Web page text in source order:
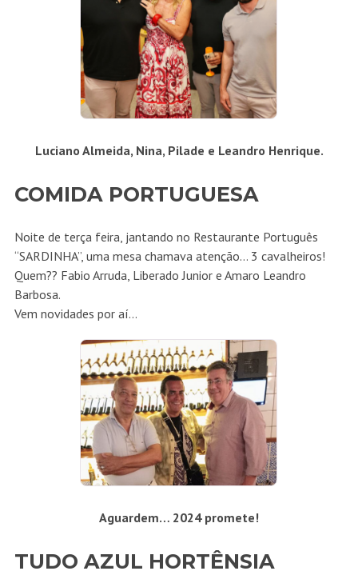
Luciano Almeida, Nina, Pilade e Leandro Henrique.
COMIDA PORTUGUESA
Noite de terça feira, jantando no Restaurante Português
“SARDINHA”, uma mesa chamava atenção… 3 cavalheiros!
Quem?? Fabio Arruda, Liberado Junior e Amaro Leandro
Barbosa.
Vem novidades por aí…
Aguardem… 2024 promete!
TUDO AZUL HORTÊNSIA